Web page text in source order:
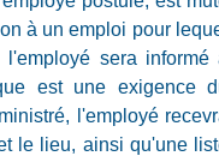
à un emploi pour
sera informé
est une exigence
l'employé
le lieu, ainsi qu'une